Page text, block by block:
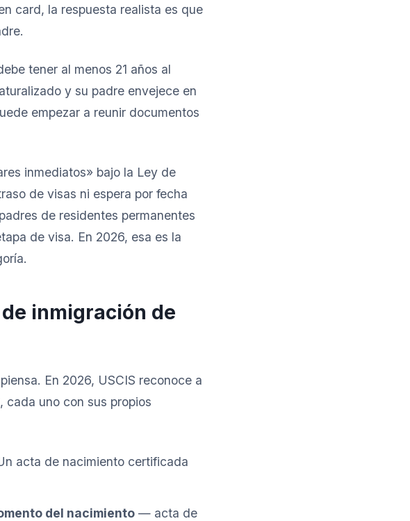
card, la respuesta realista es que
tener al menos 21 años al
y su padre envejece en
empezar a reunir documentos
inmediatos» bajo la Ley de
de visas ni espera por fecha
de residentes permanentes
de visa. En 2026, esa es la
inmigración de
En 2026, USCIS reconoce a
uno con sus propios
acta de nacimiento certificada
del nacimiento — acta de